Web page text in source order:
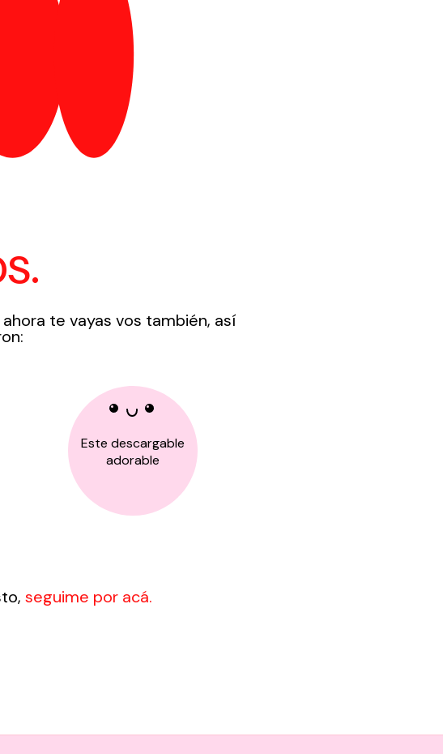
te vayas vos también, así
Este descargable
adorable
seguime por acá.